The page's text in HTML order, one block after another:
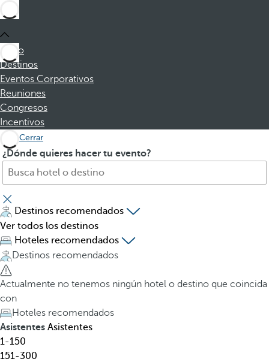
Inicio
Destinos
Eventos Corporativos
Reuniones
Congresos
Incentivos
Cerrar
¿Dónde quieres hacer tu evento?
B
s
c
a
h
o
t
e
l
,
d
e
s
t
A
p
u
l
s
a
r
l
a
t
e
c
l
a
Destinos recomendados
Ver todos los destinos
Hoteles recomendados
Destinos recomendados
Actualmente no tenemos ningún hotel o destino que coincida
con
Hoteles recomendados
Asistentes Asistentes
1-150
151-300